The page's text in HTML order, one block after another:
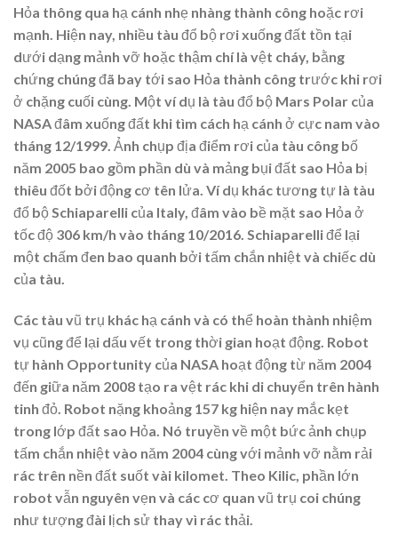
Hỏa thông qua hạ cánh nhẹ nhàng thành công hoặc rơi
mạnh. Hiện nay, nhiều tàu đổ bộ rơi xuống đất tồn tại
dưới dạng mảnh vỡ hoặc thậm chí là vệt cháy, bằng
chứng chúng đã bay tới sao Hỏa thành công trước khi rơi
ở chặng cuối cùng. Một ví dụ là tàu đổ bộ Mars Polar của
NASA đâm xuống đất khi tìm cách hạ cánh ở cực nam vào
tháng 12/1999. Ảnh chụp địa điểm rơi của tàu công bố
năm 2005 bao gồm phần dù và mảng bụi đất sao Hỏa bị
thiêu đốt bởi động cơ tên lửa. Ví dụ khác tương tự là tàu
đổ bộ Schiaparelli của Italy, đâm vào bề mặt sao Hỏa ở
tốc độ 306 km/h vào tháng 10/2016. Schiaparelli để lại
một chấm đen bao quanh bởi tấm chắn nhiệt và chiếc dù
của tàu.
Các tàu vũ trụ khác hạ cánh và có thể hoàn thành nhiệm
vụ cũng để lại dấu vết trong thời gian hoạt động. Robot
tự hành Opportunity của NASA hoạt động từ năm 2004
đến giữa năm 2008 tạo ra vệt rác khi di chuyển trên hành
tinh đỏ. Robot nặng khoảng 157 kg hiện nay mắc kẹt
trong lớp đất sao Hỏa. Nó truyền về một bức ảnh chụp
tấm chắn nhiệt vào năm 2004 cùng với mảnh vỡ nằm rải
rác trên nền đất suốt vài kilomet. Theo Kilic, phần lớn
robot vẫn nguyên vẹn và các cơ quan vũ trụ coi chúng
như tượng đài lịch sử thay vì rác thải.